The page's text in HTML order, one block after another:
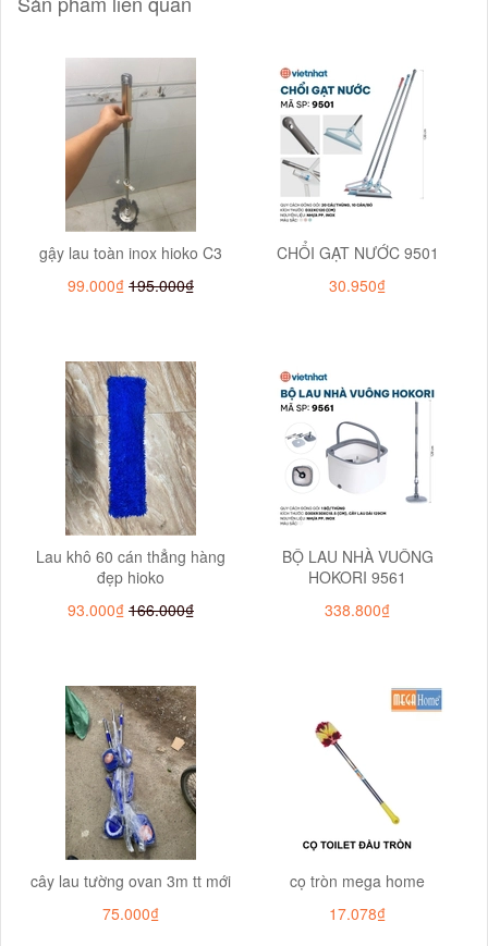
gậy lau toàn inox hioko C3
99.000₫ 195.000₫
CHỔI GẠT NƯỚC 9501
30.950₫
Lau khô 60 cán thẳng hàng
đẹp hioko
93.000₫ 166.000₫
BỘ LAU NHÀ VUÔNG
HOKORI 9561
338.800₫
cây lau tường ovan 3m tt mới
75.000₫
cọ tròn mega home
17.078₫